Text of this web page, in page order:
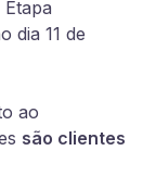
dia 11 de
ao
são clientes